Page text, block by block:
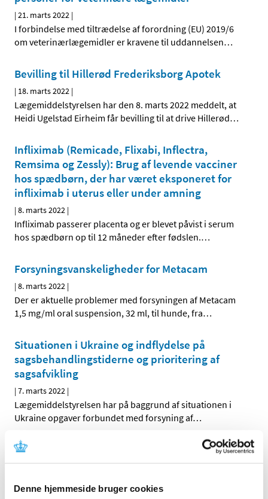
Denne hjemmeside bruger cookies
|21. marts 2022 |
I forbindelse med tiltrædelse af forordning (EU) 2019/6
om veterinærlægemidler er kravene til uddannelsen…
Bevilling til Hillerød Frederiksborg Apotek
| 18. marts 2022 |
Lægemiddelstyrelsen har den 8. marts 2022 meddelt, at
Heidi Ugelstad Eirheim får bevilling til at drive Hillerød…
Infliximab (Remicade, Flixabi, Inflectra,
Remsima og Zessly): Brug af levende vacciner
hos spædbørn, der har været eksponeret for
infliximab i uterus eller under amning
|8. marts 2022 |
Infliximab passerer placenta og er blevet påvist i serum
hos spædbørn op til 12 måneder efter fødslen.…
Forsyningsvanskeligheder for Metacam
|8. marts 2022 |
Der er aktuelle problemer med forsyningen af Metacam
1,5 mg/ml oral suspension, 32 ml, til hunde, fra…
Situationen i Ukraine og indflydelse på
sagsbehandlingstiderne og prioritering af
sagsafvikling
|7. marts 2022 |
Lægemiddelstyrelsen har på baggrund af situationen i
Ukraine opgaver forbundet med forsyning af…
Vil du være med til at debattere etiske
standarder for brug af sundhedsdata?
Mandag den 28. marts inviterer Lægemiddelstyrelsen til